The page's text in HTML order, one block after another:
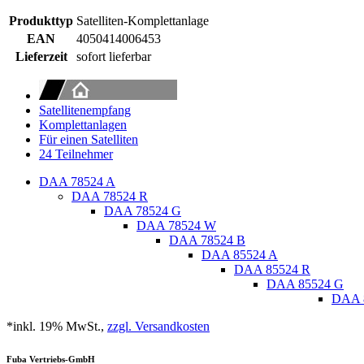
Produkttyp Satelliten-Komplettanlage
EAN
4050414006453
Lieferzeit
sofort lieferbar
Satellitenempfang
Komplettanlagen
Für einen Satelliten
24 Teilnehmer
DAA 78524 A
DAA 78524 R
DAA 78524 G
DAA 78524 W
DAA 78524 B
DAA 85524 A
DAA 85524 R
DAA 85524 G
DAA
*inkl. 19% MwSt., zzgl. Versandkosten
Fuba Vertriebs-GmbH